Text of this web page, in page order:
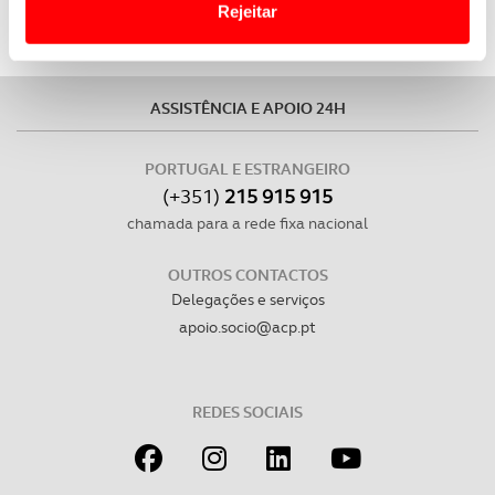
personalizar conteúdos e anúncios, para lhe proporcionar
funcionalidades de redes sociais, bem como para
analisar dados de navegação no nosso website.
utilização do nosso site de publicidade e de análise, com
parceiros e organizações na UE e em países terceiros.
O ACP garantirá que as transferências internacionais de
Realçamos que o bloqueio de certo tipo de Cookies e
tecnologias similares pode ter impacto na sua
experiência de navegação no Website e nos serviços
Rejeitar
ASSISTÊNCIA E APOIO 24H
PORTUGAL E ESTRANGEIRO
(+351) 215 915 915
chamada para a rede fixa nacional
OUTROS CONTACTOS
Delegações e serviços
apoio.socio@acp.pt
REDES SOCIAIS